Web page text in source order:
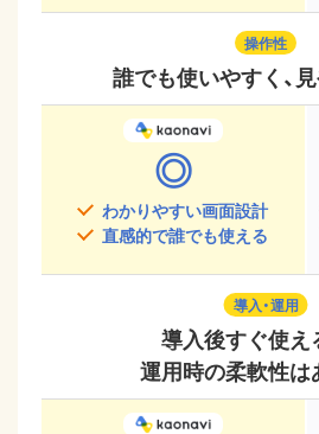
操作性
誰でも使いやすく、
◎
わかりやすい画面設計
直感的で誰でも使える
導入・運用
導入後すぐ使え
運用時の柔軟性は